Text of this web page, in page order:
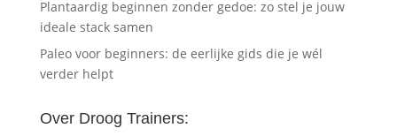
Plantaardig beginnen zonder gedoe: zo stel je jouw
ideale stack samen
Paleo voor beginners: de eerlijke gids die je wél
verder helpt
Over Droog Trainers: